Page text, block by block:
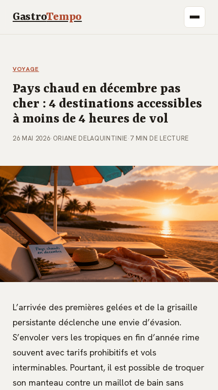
GastroTempo
VOYAGE
Pays chaud en décembre pas
cher : 4 destinations accessibles
à moins de 4 heures de vol
26 MAI 2026· ORIANE DELAQUINTINIE·7 MIN DE LECTURE
L’arrivée des premières gelées et de la grisaille
persistante déclenche une envie d’évasion.
S’envoler vers les tropiques en fin d’année rime
souvent avec tarifs prohibitifs et vols
interminables. Pourtant, il est possible de troquer
son manteau contre un maillot de bain sans